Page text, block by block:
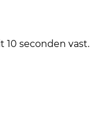
10 seconden vast.